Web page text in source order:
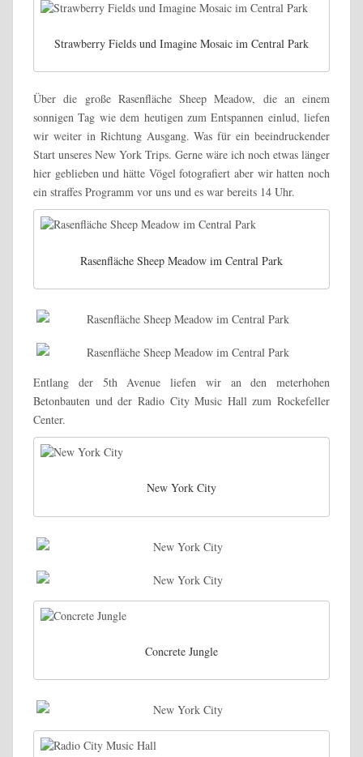
Strawberry Fields und Imagine Mosaic im Central Park
Über die große Rasenfläche Sheep Meadow, die an einem
sonnigen Tag wie dem heutigen zum Entspannen einlud, liefen
wir weiter in Richtung Ausgang. Was für ein beeindruckender
Start unseres New York Trips. Gerne wäre ich noch etwas länger
hier geblieben und hätte Vögel fotografiert aber wir hatten noch
ein straffes Programm vor uns und es war bereits 14 Uhr.
Rasenfläche Sheep Meadow im Central Park
Entlang der 5th Avenue liefen wir an den meterhohen
Betonbauten und der Radio City Music Hall zum Rockefeller
Center.
New York City
Concrete Jungle